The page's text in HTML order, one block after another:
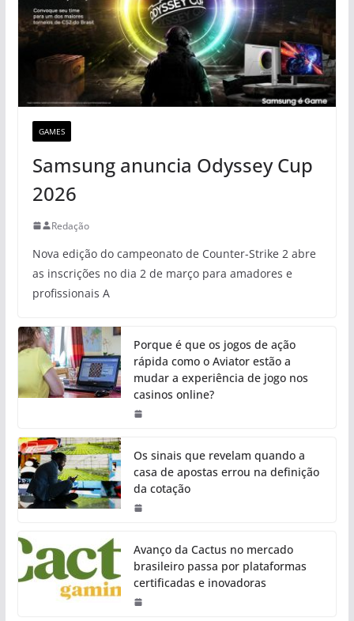
GAMES
Samsung anuncia Odyssey Cup
2026
Redação
Nova edição do campeonato de Counter-Strike 2 abre
as inscrições no dia 2 de março para amadores e
profissionais A
Porque é que os jogos de ação
rápida como o Aviator estão a
mudar a experiência de jogo nos
casinos online?
Os sinais que revelam quando a
casa de apostas errou na definição
da cotação
Avanço da Cactus no mercado
brasileiro passa por plataformas
certificadas e inovadoras